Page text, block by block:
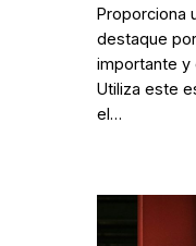
Proporciona
destaque
importante y
Utiliza este
el…